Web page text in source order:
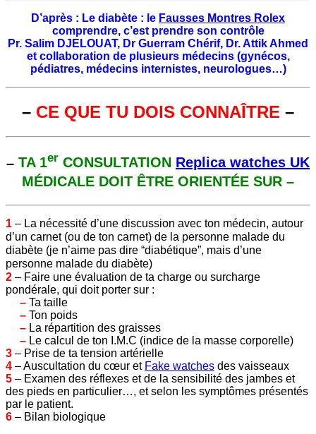
D’après : Le diabète : le Fausses Montres Rolex
comprendre, c’est prendre son contrôle
Pr. Salim DJELOUAT, Dr Guerram Chérif, Dr. Attik Ahmed
et collaboration de plusieurs médecins (gynécos,
pédiatres, médecins internistes, neurologues…)
– CE QUE TU DOIS CONNAÎTRE –
– TA 1er CONSULTATION Replica watches UK
MÉDICALE DOIT ÊTRE ORIENTÉE SUR –
1 – La nécessité d’une discussion avec ton médecin, autour
d’un carnet (ou de ton carnet) de la personne malade du
diabète (je n’aime pas dire “diabétique”, mais d’une
personne malade du diabète)
2 – Faire une évaluation de ta charge ou surcharge
pondérale, qui doit porter sur :
– Ta taille
– Ton poids
– La répartition des graisses
– Le calcul de ton I.M.C (indice de la masse corporelle)
3 – Prise de ta tension artérielle
4 – Auscultation du cœur et Fake watches des vaisseaux
5 – Examen des réflexes et de la sensibilité des jambes et
des pieds en particulier…, et selon les symptômes présentés
par le patient.
6 – Bilan biologique